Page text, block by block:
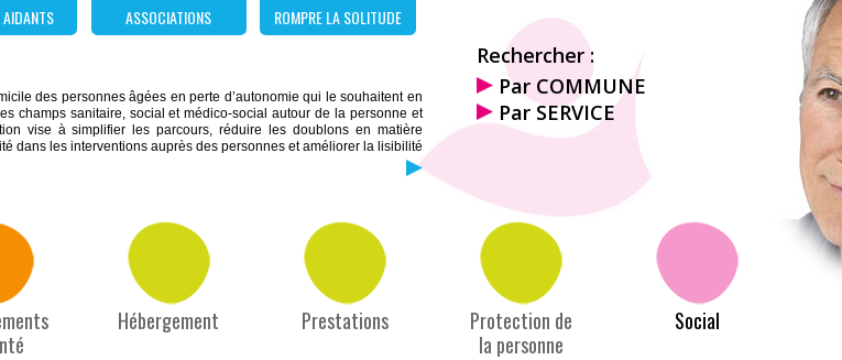
ASSOCIATIONS ROMPRE LA SOLITUDE
des personnes âgées en perte d’autonomie qui le souhaitent en
champs sanitaire, social et médico-social autour de la personne et
vise à simplifier les parcours, réduire les doublons en matière
dans les interventions auprès des personnes et améliorer la lisibilité
Rechercher :
Par COMMUNE
Par SERVICE
Hébergement Prestations
Protection de
la personne
Social